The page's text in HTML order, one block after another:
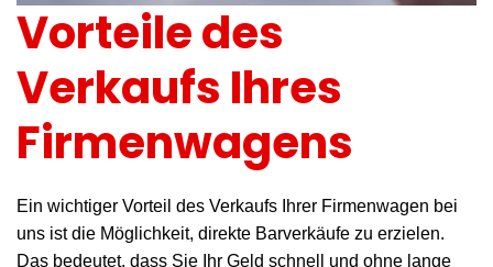
Vorteile des
Verkaufs Ihres
Firmenwagens
Ein wichtiger Vorteil des Verkaufs Ihrer Firmenwagen bei
uns ist die Möglichkeit, direkte Barverkäufe zu erzielen.
Das bedeutet, dass Sie Ihr Geld schnell und ohne lange